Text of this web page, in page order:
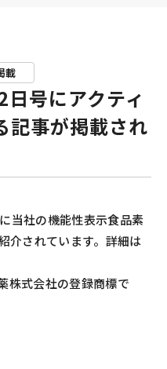
載
号にアクティ
記事が掲載され
当社の機能性表示食品素
介されています。詳細は
株式会社の登録商標で